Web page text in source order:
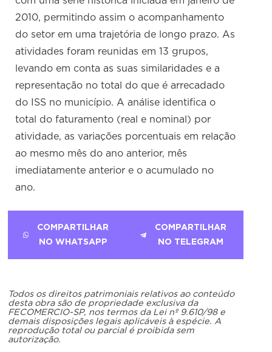
2010, permitindo assim o acompanhamento
do setor em uma trajetória de longo prazo. As
atividades foram reunidas em 13 grupos,
levando em conta as suas similaridades e a
representação no total do que é arrecadado
do ISS no município. A análise identifica o
total do faturamento (real e nominal) por
atividade, as variações porcentuais em relação
ao mesmo mês do ano anterior, mês
imediatamente anterior e o acumulado no
ano.
COMPARTILHAR
NO WHATSAPP
COMPARTILHAR
NO TELEGRAM
Todos os direitos patrimoniais relativos ao conteúdo
desta obra são de propriedade exclusiva da
FECOMERCIO-SP, nos termos da Lei nº 9.610/98 e
demais disposições legais aplicáveis à espécie. A
reprodução total ou parcial é proibida sem
autorização.